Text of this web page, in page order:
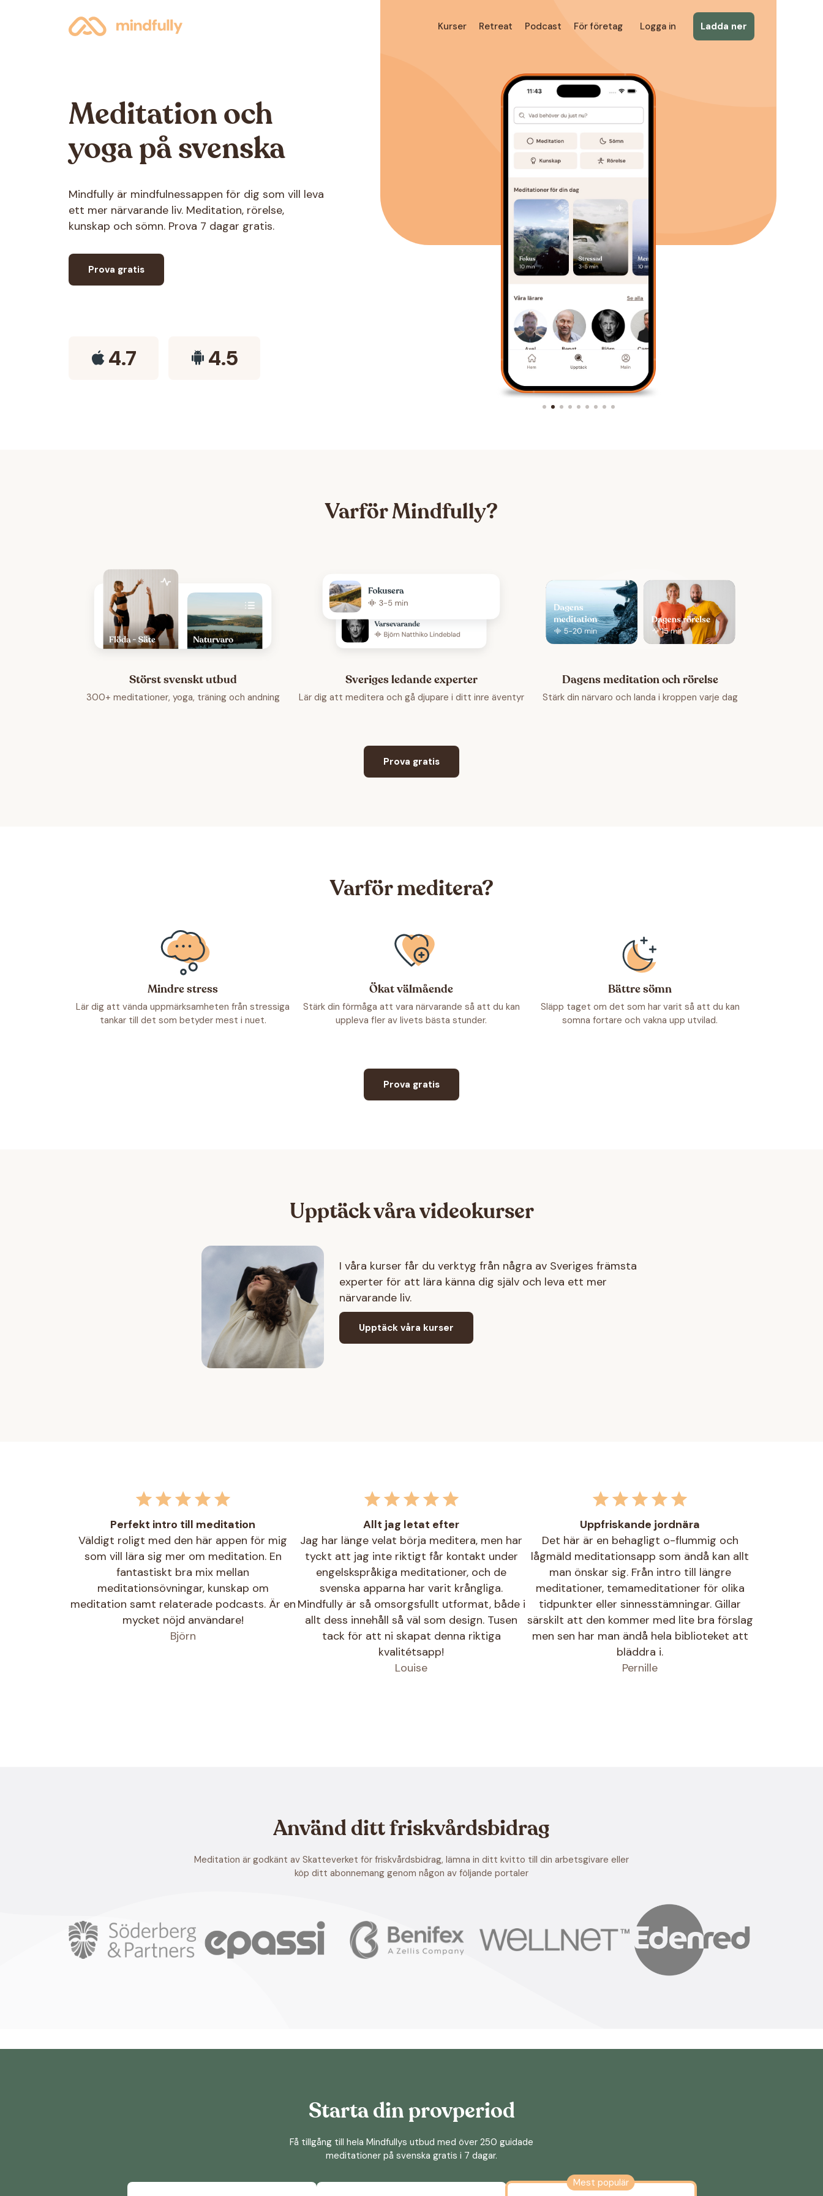
Kurser Retreat Podcast För företag Logga in Ladda ner
Meditation och
yoga på svenska
Mindfully är mindfulnessappen för dig som vill leva
ett mer närvarande liv. Meditation, rörelse,
kunskap och sömn. Prova 7 dagar gratis.
Prova gratis
4.7 4.5
Varför Mindfully?
Störst svenskt utbud
300+ meditationer, yoga, träning och andning
Sveriges ledande experter
Lär dig att meditera och gå djupare i ditt inre äventyr
Dagens meditation och rörelse
Stärk din närvaro och landa i kroppen varje dag
Prova gratis
Varför meditera?
Mindre stress
Lär dig att vända uppmärksamheten från stressiga
tankar till det som betyder mest i nuet.
Ökat välmående
Stärk din förmåga att vara närvarande så att du kan
uppleva fler av livets bästa stunder.
Bättre sömn
Släpp taget om det som har varit så att du kan
somna fortare och vakna upp utvilad.
Prova gratis
Upptäck våra videokurser
I våra kurser får du​ verktyg från några av Sveriges främsta
experter för att lära känna dig själv och leva ett mer
närvarande liv.
Upptäck våra kurser
Perfekt intro till meditation
Väldigt roligt med den här appen för mig
som vill lära sig mer om meditation. En
fantastiskt bra mix mellan
meditationsövningar, kunskap om
meditation samt relaterade podcasts. Är en
mycket nöjd användare!
Björn
Allt jag letat efter
Jag har länge velat börja meditera, men har
tyckt att jag inte riktigt får kontakt under
engelskspråkiga meditationer, och de
svenska apparna har varit krångliga.
Mindfully är så omsorgsfullt utformat, både i
allt dess innehåll så väl som design. Tusen
tack för att ni skapat denna riktiga
kvalitétsapp!
Louise
Uppfriskande jordnära
Det här är en behagligt o-flummig och
lågmäld meditationsapp som ändå kan allt
man önskar sig. Från intro till längre
meditationer, temameditationer för olika
tidpunkter eller sinnesstämningar. Gillar
särskilt att den kommer med lite bra förslag
men sen har man ändå hela biblioteket att
bläddra i.
Pernille
Använd ditt friskvårdsbidrag
Meditation är godkänt av Skatteverket för friskvårdsbidrag, lämna in ditt kvitto till din arbetsgivare eller
köp ditt abonnemang genom någon av följande portaler
Starta din provperiod
Få tillgång till hela Mindfullys utbud med över 250 guidade
meditationer på svenska gratis i 7 dagar.
Mest populär